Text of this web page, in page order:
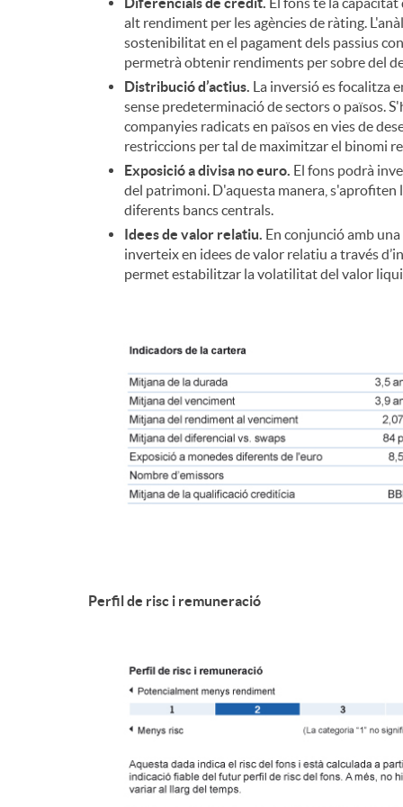
alt rendiment per les agències de ràting.
sostenibilitat en el pagament dels passius
permetrà obtenir rendiments per sobre del
Distribució d’actius. La inversió es focalitza
sense predeterminació de sectors o països.
companyies radicats en països en vies de
restriccions per tal de maximitzar el binomi
Exposició a divisa no euro. El fons podrà
del patrimoni. D'aquesta manera,
diferents bancs centrals.
Idees de valor relatiu. En conjunció amb
inverteix en idees de valor relatiu a través
permet estabilitzar la volatilitat del valor
Perfil de risc i remuneració